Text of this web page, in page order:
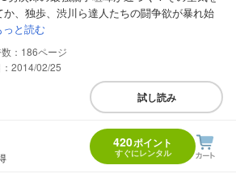
か、独歩、渋川ら達人たちの闘争欲が暴れ始
っと読む
186
2014/02/25
試し読み
420ポイント
すぐにレンタル